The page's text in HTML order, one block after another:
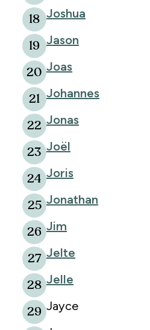
18 Joshua
19 Jason
20 Joas
21 Johannes
22 Jonas
23 Joël
24 Joris
25 Jonathan
26 Jim
27 Jelte
28 Jelle
29 Jayce